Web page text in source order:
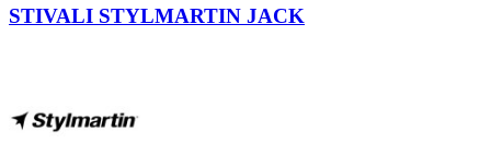
STIVALI STYLMARTIN JACK